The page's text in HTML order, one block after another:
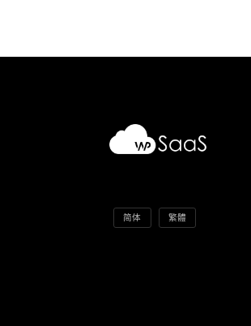
简体 繁體